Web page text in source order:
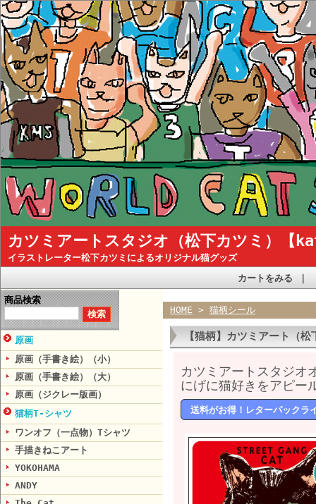
カツミアートスタジオ（松下カツミ）
イラストレーター松下カツミによるオリジナル猫グッズ
カートをみる
商品検索
原画
原画（手書き絵）（小）
原画（手書き絵）（大）
原画（ジクレー版画）
猫柄T-シャツ
ワンオフ（一点物）Tシャツ
手描きねこアート
YOKOHAMA
ANDY
HOME > 猫柄シール
【猫柄】カツミアート（松
カツミアートスタジオ
にげに猫好きをアピー
送料がお得！レターパックラ